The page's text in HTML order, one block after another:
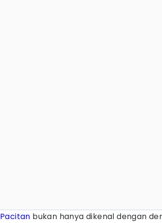
Pacitan bukan hanya dikenal dengan